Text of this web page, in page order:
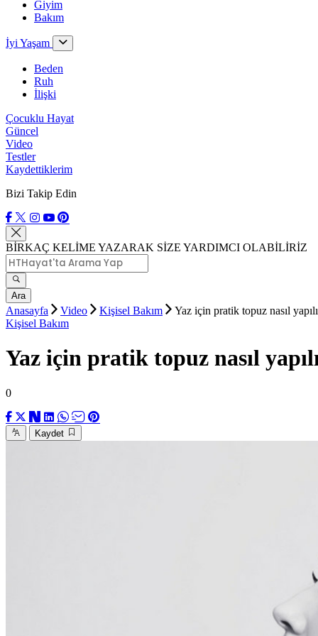
Giyim
Bakım
İyi Yaşam
Beden
Ruh
İlişki
Çocuklu Hayat
Güncel
Video
Testler
Kaydettiklerim
Bizi Takip Edin
BİRKAÇ KELİME YAZARAK SİZE YARDIMCI OLABİLİRİZ
Ara
Anasayfa Video Kişisel Bakım
Yaz için pratik topuz nasıl
Kişisel Bakım
Yaz için pratik topuz nasıl
0
Kaydet